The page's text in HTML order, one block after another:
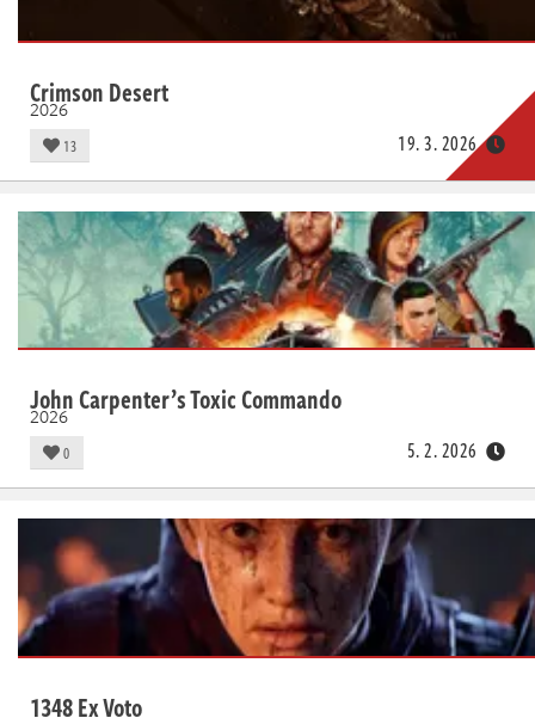
Crimson Desert
2026
13 19. 3. 2026
John Carpenter’s Toxic Commando
2026
0 5. 2. 2026
1348 Ex Voto